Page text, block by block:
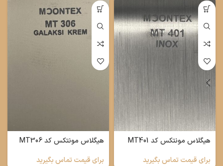
هیگلاس مونتکس کد MT401
برای قیمت تماس بگیرید
هیگلاس مونتکس کد MT306
برای قیمت تماس بگیرید